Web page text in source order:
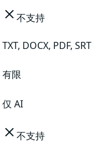
不支持
TXT, DOCX, PDF, SRT
有限
仅 AI
不支持